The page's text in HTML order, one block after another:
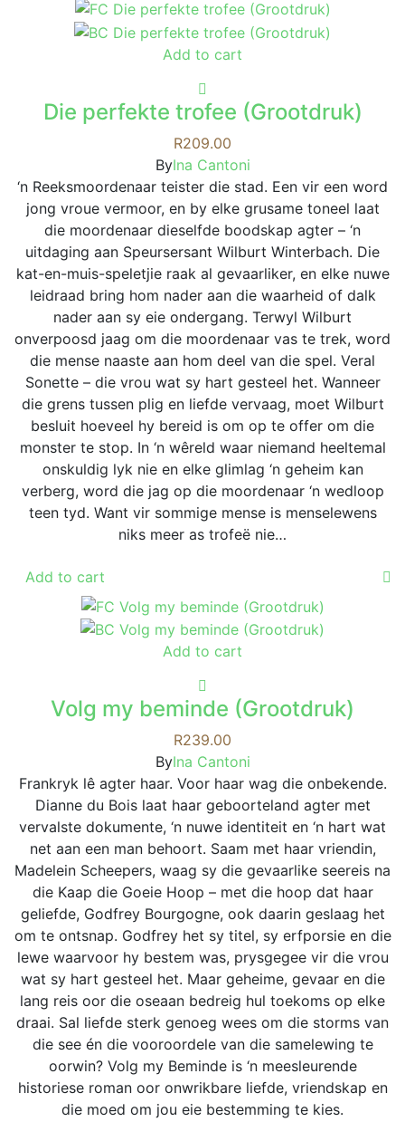
Add to cart
Die perfekte trofee (Grootdruk)
R209.00
ByIna Cantoni
‘n Reeksmoordenaar teister die stad. Een vir een word
jong vroue vermoor, en by elke grusame toneel laat
die moordenaar dieselfde boodskap agter – ‘n
uitdaging aan Speursersant Wilburt Winterbach. Die
kat-en-muis-speletjie raak al gevaarliker, en elke nuwe
leidraad bring hom nader aan die waarheid of dalk
nader aan sy eie ondergang. Terwyl Wilburt
onverpoosd jaag om die moordenaar vas te trek, word
die mense naaste aan hom deel van die spel. Veral
Sonette – die vrou wat sy hart gesteel het. Wanneer
die grens tussen plig en liefde vervaag, moet Wilburt
besluit hoeveel hy bereid is om op te offer om die
monster te stop. In ‘n wêreld waar niemand heeltemal
onskuldig lyk nie en elke glimlag ‘n geheim kan
verberg, word die jag op die moordenaar ‘n wedloop
teen tyd. Want vir sommige mense is menselewens
niks meer as trofeë nie…
Add to cart
Add to cart
Volg my beminde (Grootdruk)
R239.00
ByIna Cantoni
Frankryk lê agter haar. Voor haar wag die onbekende.
Dianne du Bois laat haar geboorteland agter met
vervalste dokumente, ‘n nuwe identiteit en ‘n hart wat
net aan een man behoort. Saam met haar vriendin,
Madelein Scheepers, waag sy die gevaarlike seereis na
die Kaap die Goeie Hoop – met die hoop dat haar
geliefde, Godfrey Bourgogne, ook daarin geslaag het
om te ontsnap. Godfrey het sy titel, sy erfporsie en die
lewe waarvoor hy bestem was, prysgegee vir die vrou
wat sy hart gesteel het. Maar geheime, gevaar en die
lang reis oor die oseaan bedreig hul toekoms op elke
draai. Sal liefde sterk genoeg wees om die storms van
die see én die vooroordele van die samelewing te
oorwin? Volg my Beminde is ‘n meesleurende
historiese roman oor onwrikbare liefde, vriendskap en
die moed om jou eie bestemming te kies.